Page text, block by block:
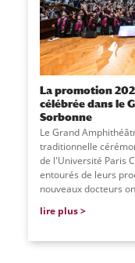
La promotion
célébrée dans le
Sorbonne
Le Grand
traditionnelle
de l'Université Paris
entourés de leurs
nouveaux docteurs
lire plus